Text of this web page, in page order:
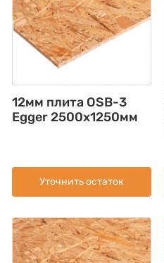
12мм плита OSB-3
Egger 2500х1250мм
Уточнить остаток